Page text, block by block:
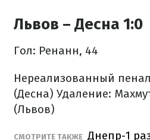
Львов – Десна 1:0
Гол: Ренанн, 44
Нереализованный
(Десна) Удаление:
(Львов)
СМОТРИТЕ ТАКЖЕ Днепр-1